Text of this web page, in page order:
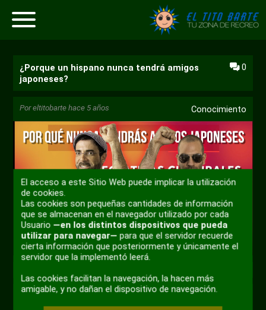
¿Porque un hispano nunca tendrá amigos
japoneses?
0
Poreltitobarte hace 5 años Conocimiento
Reproducir
24:07
sonido
Reproducir
El acceso a este Sitio Web puede implicar la utilización
de cookies.
Las cookies son pequeñas cantidades de información
que se almacenan en el navegador utilizado por cada
Usuario —en los distintos dispositivos que pueda
utilizar para navegar— para que el servidor recuerde
cierta información que posteriormente y únicamente el
servidor que la implementó leerá.
Las cookies facilitan la navegación, la hacen más
amigable, y no dañan el dispositivo de navegación.